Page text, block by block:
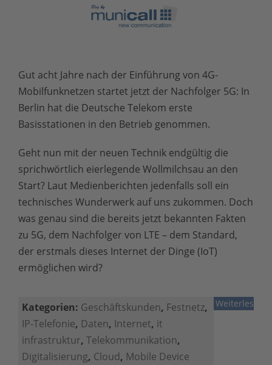
Gut acht Jahre nach der Einführung von 4G-
Mobilfunknetzen startet jetzt der Nachfolger 5G: In
Berlin hat die Deutsche Telekom erste
Basisstationen in den Betrieb genommen.
Geht nun mit der neuen Technik endgültig die
sprichwörtlich eierlegende Wollmilchsau an den
Start? Laut Medienberichten jedenfalls soll ein
technisches Wunderwerk auf uns zukommen. Doch
was genau sind die bereits jetzt bekannten Fakten
zu 5G, dem Nachfolger von LTE – dem Standard,
der erstmals dieses Internet der Dinge (IoT)
ermöglichen wird?
Weiterlesen
Kategorien: Geschäftskunden, Festnetz,
IP-Telefonie, Daten, Internet, it
infrastruktur, Telekommunikation,
Digitalisierung, Cloud, Mobile Device